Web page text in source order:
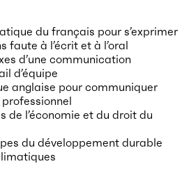
du français pour s’exprimer
faute à l’écrit et à l’oral
d’une communication
d’équipe
anglaise pour communiquer
de l’économie et du droit du
du développement durable